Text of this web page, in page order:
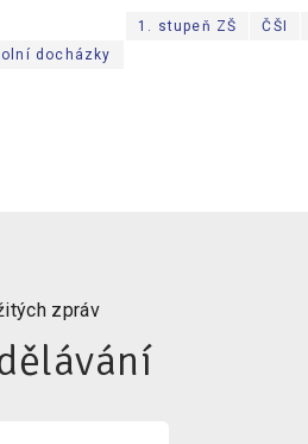
docházky
1. stupeň ZŠ ČŠI
zpráv